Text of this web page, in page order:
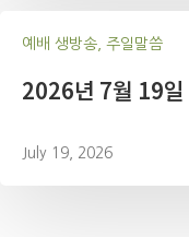
예배 생방송, 주일말씀
2026년 7월 19일
July 19, 2026